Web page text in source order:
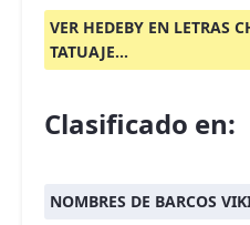
VER HEDEBY EN LETRAS
TATUAJE...
Clasificado en:
NOMBRES DE BARCOS